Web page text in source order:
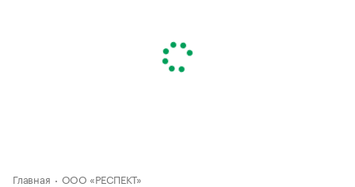
Главная ООО «РЕСПЕКТ»